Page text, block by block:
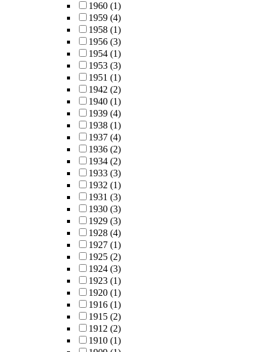
1960 (1)
1959 (4)
1958 (1)
1956 (3)
1954 (1)
1953 (3)
1951 (1)
1942 (2)
1940 (1)
1939 (4)
1938 (1)
1937 (4)
1936 (2)
1934 (2)
1933 (3)
1932 (1)
1931 (3)
1930 (3)
1929 (3)
1928 (4)
1927 (1)
1925 (2)
1924 (3)
1923 (1)
1920 (1)
1916 (1)
1915 (2)
1912 (2)
1910 (1)